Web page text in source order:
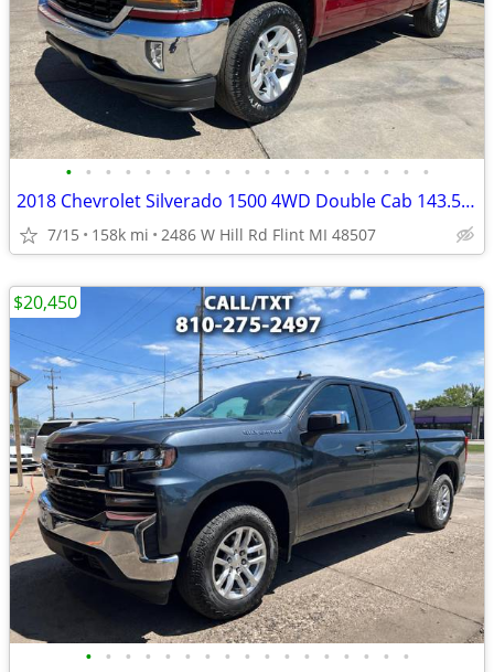
• • • • • • • • • • • • • • • • • • •
2018 Chevrolet Silverado 1500 4WD Double Cab 143.5 LT w/1LT
7/15 158k mi 2486 W Hill Rd Flint MI 48507
• • • • • • • • • • • • • • • • •
$20,450